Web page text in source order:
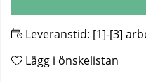
Leveranstid: [1]-[3]
Lägg i önskelistan